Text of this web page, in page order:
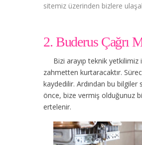
sitemiz üzerinden bizlere
2. Buderus Çağrı
Bizi arayıp teknik
zahmetten kurtaracaktır.
kaydedilir. Ardından bu
önce, bize vermiş olduğunuz
ertelenir.